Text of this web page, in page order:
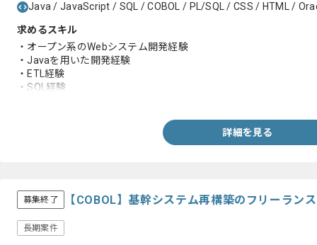
Java / JavaScript / SQL / COBOL / PL/SQL / CSS / HTML /
求めるスキル
・オープン系のWebシステム開発経験
・Javaを用いた開発経験
・ETL経験
・SQL経験
詳細を見る
募集終了 【COBOL】基幹システム再構築のフリーラン
長期案件